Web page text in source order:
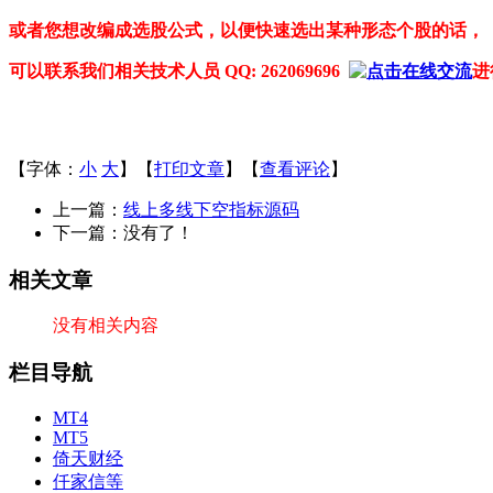
或者您想改编成选股公式，以便快速选出某种形态个股的话，
可以联系我们相关技术人员 QQ: 262069696 进
【字体： 小 大 】【打印文章】【查看评论】
上一篇： 线上多线下空指标源码
下一篇：没有了！
相关文章
没有相关内容
栏目导航
MT4
MT5
倚天财经
仟家信等